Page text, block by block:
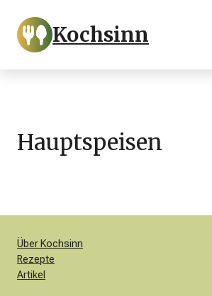
Inhalt
springen
Kochsinn
Hauptspeisen
Über Kochsinn
Rezepte
Artikel